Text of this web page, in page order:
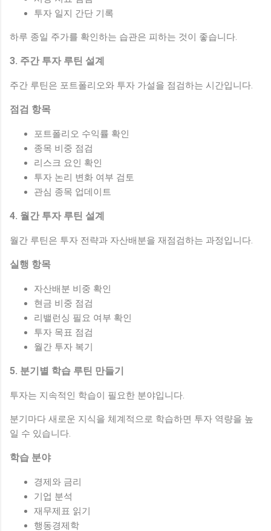
투자 일지 간단 기록
하루 종일 주가를 확인하는 습관은 피하는 것이 좋습니다.
3. 주간 투자 루틴 설계
주간 루틴은 포트폴리오와 투자 가설을 점검하는 시간입니다.
점검 항목
포트폴리오 수익률 확인
종목 비중 점검
리스크 요인 확인
투자 논리 변화 여부 검토
관심 종목 업데이트
4. 월간 투자 루틴 설계
월간 루틴은 투자 전략과 자산배분을 재점검하는 과정입니다.
실행 항목
자산배분 비중 확인
현금 비중 점검
리밸런싱 필요 여부 확인
투자 목표 점검
월간 투자 복기
5. 분기별 학습 루틴 만들기
투자는 지속적인 학습이 필요한 분야입니다.
분기마다 새로운 지식을 체계적으로 학습하면 투자 역량을 높
일 수 있습니다.
학습 분야
경제와 금리
기업 분석
재무제표 읽기
행동경제학